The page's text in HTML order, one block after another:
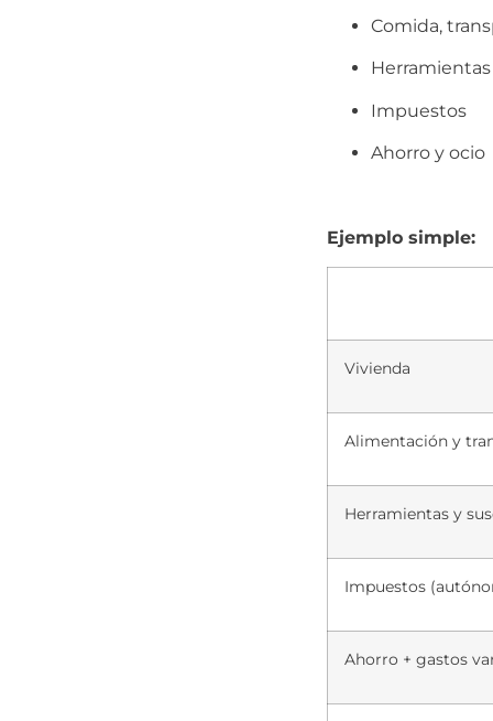
Comida,
Impuestos
Ahorro y ocio
Ejemplo simple:
Vivienda
Alimentación y
Herramientas y
Impuestos
Ahorro + gastos